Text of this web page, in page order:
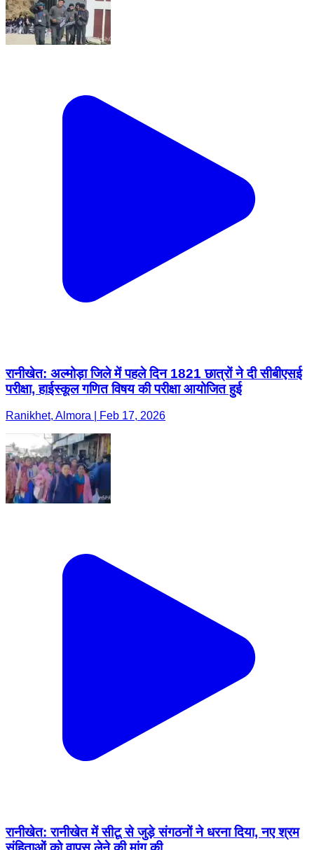
रानीखेत: अल्मोड़ा जिले में पहले दिन 1821 छात्रों ने दी सीबीएसई
परीक्षा, हाईस्कूल गणित विषय की परीक्षा आयोजित हुई
Ranikhet, Almora | Feb 17, 2026
रानीखेत: रानीखेत में सीटू से जुड़े संगठनों ने धरना दिया, नए श्रम